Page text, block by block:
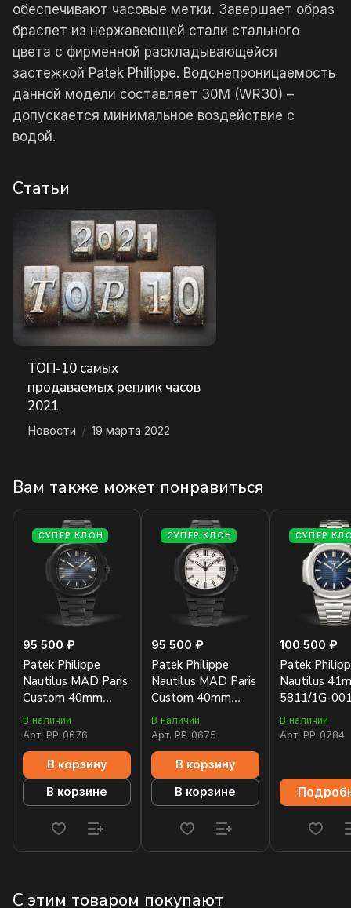
обеспечивают часовые метки. Завершает образ
браслет из нержавеющей стали стального
цвета с фирменной раскладывающейся
застежкой Patek Philippe. Водонепроницаемость
данной модели составляет 30М (WR30) –
допускается минимальное воздействие с
водой.
Статьи
ТОП-10 самых
продаваемых реплик часов
2021
Новости / 19 марта 2022
Вам также может понравиться
СУПЕР КЛОН
95 500 ₽
Patek Philippe
Nautilus MAD Paris
Custom 40mm
5711
В наличии
Арт. PP-0676
В корзину
В корзине
СУПЕР КЛОН
95 500 ₽
Patek Philippe
Nautilus MAD Paris
Custom 40mm
5711
В наличии
Арт. PP-0675
В корзину
В корзине
СУПЕР
100 500 ₽
Patek
Nautilus
5811/1G-
В наличии
Арт. PP-0784
С этим товаром покупают